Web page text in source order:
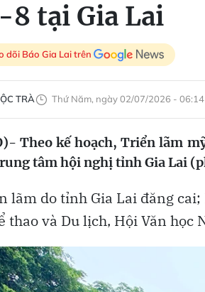
8 tại Gia Lai
dõi Báo Gia Lai trên
TRÀ Thứ Năm, ngày 02/07/2026 - 06:14
Theo kế hoạch, Triển lãm
tâm hội nghị tỉnh Gia Lai
lãm do tỉnh Gia Lai đăng cai;
thao và Du lịch, Hội Văn